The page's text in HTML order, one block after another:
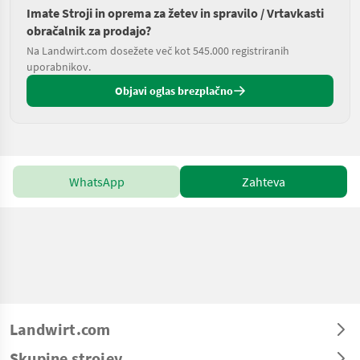
Imate Stroji in oprema za žetev in spravilo / Vrtavkasti
obračalnik za prodajo?
Na Landwirt.com dosežete več kot 545.000 registriranih
uporabnikov.
Objavi oglas brezplačno
WhatsApp Zahteva
Landwirt.com